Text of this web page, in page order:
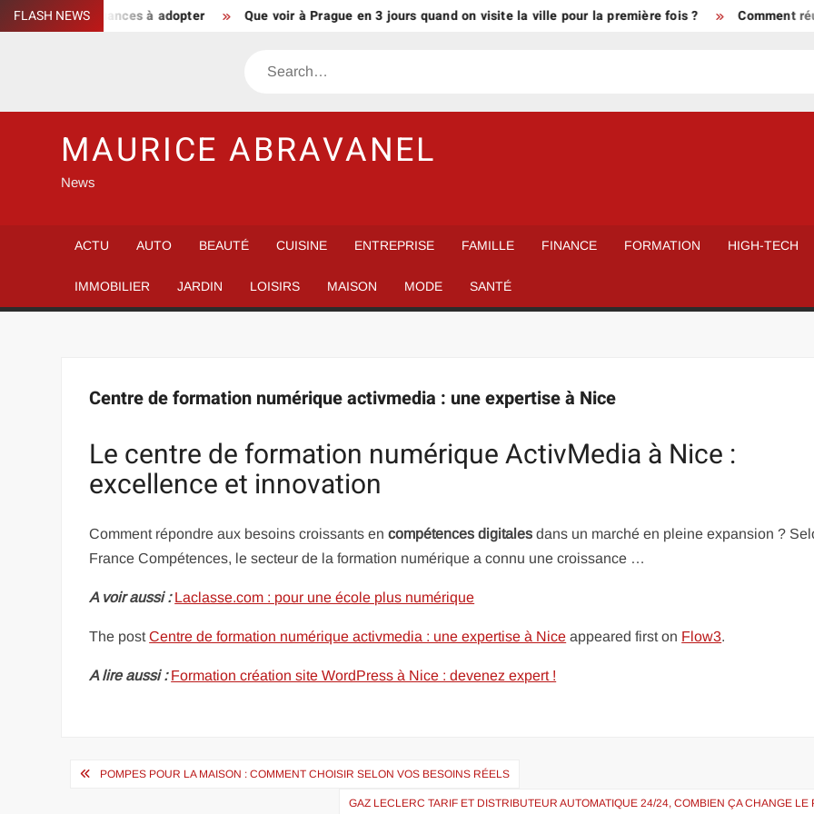
Skip
to
FLASH NEWSet nuances à adopter Que voir à Prague en 3 jours quand on visite la ville pour la première fois ? Comment
Search
MAURICE ABRAVANEL
News
ACTU AUTO BEAUTÉ CUISINE ENTREPRISE FAMILLE FINANCE FORMATION HIGH-TECH
IMMOBILIER JARDIN LOISIRS MAISON MODE SANTÉ
Centre de formation numérique activmedia : une expertise à Nice
Le centre de formation numérique ActivMedia à Nice :
excellence et innovation
Comment répondre aux besoins croissants encompétences digitales dans un marché en pleine expansion ?
France Compétences, le secteur de la formation numérique a connu une croissance …
A voir aussi : Laclasse.com : pour une école plus numérique
The postCentre de formation numérique activmedia : une expertise à Nice appeared first on Flow3.
A lire aussi : Formation création site WordPress à Nice : devenez expert !
Navigation
POMPES POUR LA MAISON : COMMENT CHOISIR SELON VOS BESOINS RÉELS
GAZ LECLERC TARIF ET DISTRIBUTEUR AUTOMATIQUE 24/24, COMBIEN ÇA CHANGE LE